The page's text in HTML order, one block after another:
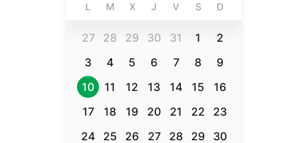
L M X J V S D
27 28 29 30 31 1
2
3
4 5 6 7 8
9
10
11 12 13 14 15
16
17
18 19 20 21 22
23
24
25 26 27 28 29
30